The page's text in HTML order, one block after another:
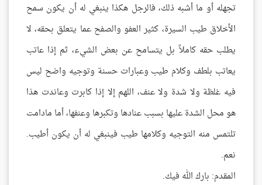
تجهله أو ما أشبه ذلك، فالرجل هكذا ينبغي له أن يكون سمح
الأخلاق طيب السيرة، كثير العفو والصفح عما يتعلق بحقه، لا
يطلب حقه كاملاً بل يتسامح عن بعض الشيء، ثم إذا عاتب
يعاتب بلطف وكلام طيب وعبارات حسنة وتوجيه واضح ليس
فيه غلظة ولا شدة ولا عنف، اللهم إلا إذا كابرت وعاندت هذا
هو محل الشدة عليها بسبب عنادها وتكبرها وعنفها، أما مادامت
تلتمس منه التوجيه وكلامها طيب فينبغي له أن يكون أطيب.
نعم.
المقدم: بارك الله فيك.